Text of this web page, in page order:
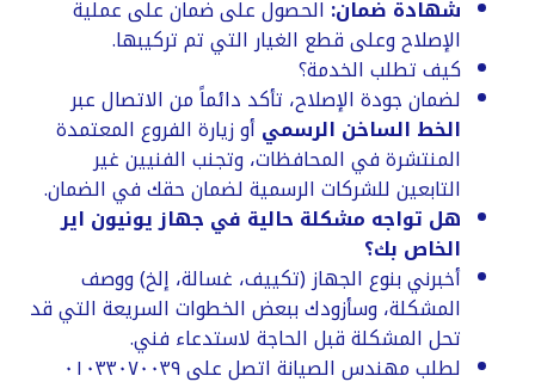
شهادة ضمان: الحصول على ضمان على عملية
الإصلاح وعلى قطع الغيار التي تم تركيبها.
كيف تطلب الخدمة؟
​لضمان جودة الإصلاح، تأكد دائماً من الاتصال عبر
الخط الساخن الرسمي أو زيارة الفروع المعتمدة
المنتشرة في المحافظات، وتجنب الفنيين غير
التابعين للشركات الرسمية لضمان حقك في الضمان.
هل تواجه مشكلة حالية في جهاز يونيون اير
الخاص بك؟
أخبرني بنوع الجهاز (تكييف، غسالة، إلخ) ووصف
المشكلة، وسأزودك ببعض الخطوات السريعة التي قد
تحل المشكلة قبل الحاجة لاستدعاء فني.
لطلب مهندس الصيانة اتصل على ٠١٠٣٣٠٧٠٠٣٩